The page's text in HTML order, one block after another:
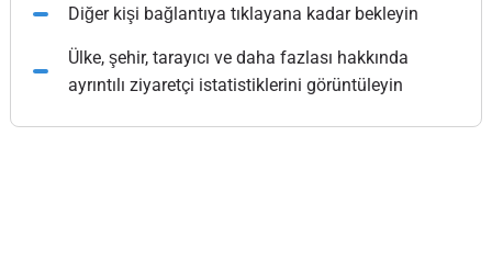
Diğer kişi bağlantıya tıklayana kadar bekleyin
Ülke, şehir, tarayıcı ve daha fazlası hakkında
ayrıntılı ziyaretçi istatistiklerini görüntüleyin